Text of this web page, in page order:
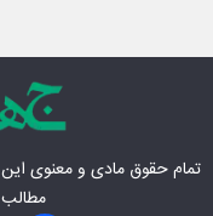
تمام حقوق مادی‌ و معنوی
مطالب